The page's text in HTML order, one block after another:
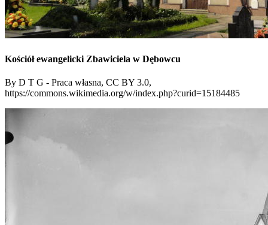
Kościół ewangelicki Zbawiciela w Dębowcu
By D T G - Praca własna, CC BY 3.0,
https://commons.wikimedia.org/w/index.php?curid=15184485